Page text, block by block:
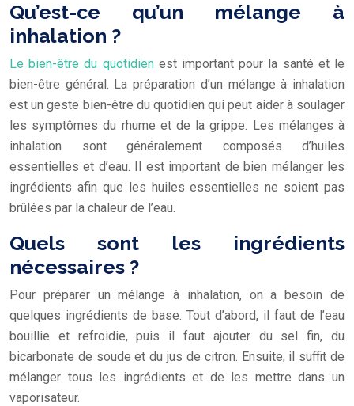
Qu’est-ce qu’un mélange à
inhalation ?
Le bien-être du quotidienest important pour la santé et le
bien-être général. La préparation d’un mélange à inhalation
est un geste bien-être du quotidien qui peut aider à soulager
les symptômes du rhume et de la grippe. Les mélanges à
inhalation sont généralement composés d’huiles
essentielles et d’eau. Il est important de bien mélanger les
ingrédients afin que les huiles essentielles ne soient pas
brûlées par la chaleur de l’eau.
Quels sont les ingrédients
nécessaires ?
Pour préparer un mélange à inhalation, on a besoin de
quelques ingrédients de base. Tout d’abord, il faut de l’eau
bouillie et refroidie, puis il faut ajouter du sel fin, du
bicarbonate de soude et du jus de citron. Ensuite, il suffit de
mélanger tous les ingrédients et de les mettre dans un
vaporisateur.